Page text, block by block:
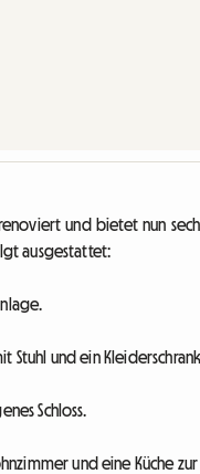
und bietet nun
ausgestattet:
Stuhl und ein
Schloss.
und eine Küche